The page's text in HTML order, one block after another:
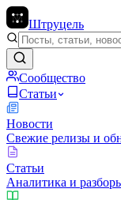
Штруцель
Сообщество
Статьи
Новости
Свежие релизы и
Статьи
Аналитика и